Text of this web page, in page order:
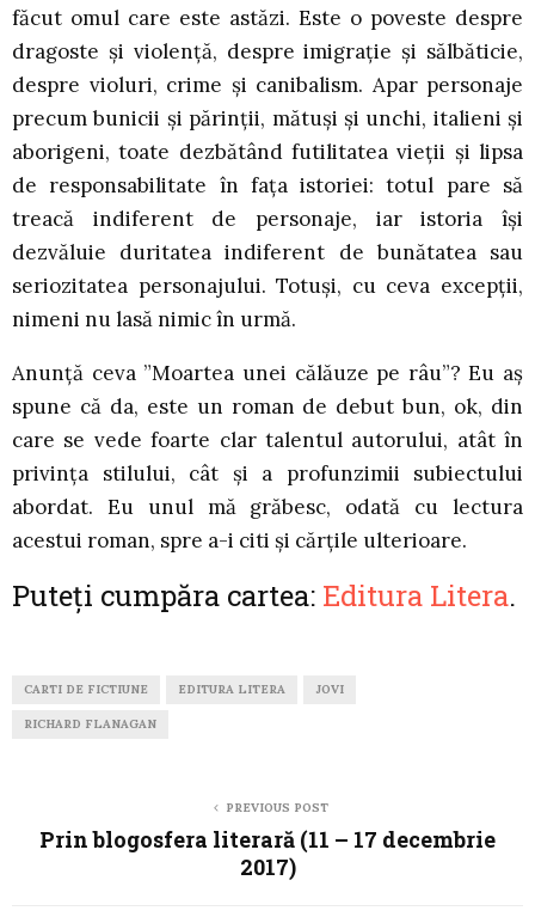
făcut omul care este astăzi. Este o poveste despre
dragoste și violență, despre imigrație și sălbăticie,
despre violuri, crime și canibalism. Apar personaje
precum bunicii și părinții, mătuși și unchi, italieni și
aborigeni, toate dezbătând futilitatea vieții și lipsa
de responsabilitate în fața istoriei: totul pare să
treacă indiferent de personaje, iar istoria își
dezvăluie duritatea indiferent de bunătatea sau
seriozitatea personajului. Totuși, cu ceva excepții,
nimeni nu lasă nimic în urmă.
Anunță ceva ”Moartea unei călăuze pe râu”? Eu aș
spune că da, este un roman de debut bun, ok, din
care se vede foarte clar talentul autorului, atât în
privința stilului, cât și a profunzimii subiectului
abordat. Eu unul mă grăbesc, odată cu lectura
acestui roman, spre a-i citi și cărțile ulterioare.
Puteți cumpăra cartea: Editura Litera.
CARTI DE FICTIUNE EDITURA LITERA JOVI
RICHARD FLANAGAN
PREVIOUS POST
Prin blogosfera literară (11 – 17 decembrie
2017)